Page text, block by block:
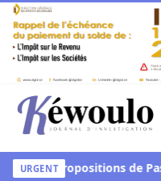
Aller au contenu
Kéwoulo, le premier
URGENT
les propositions de Pastef